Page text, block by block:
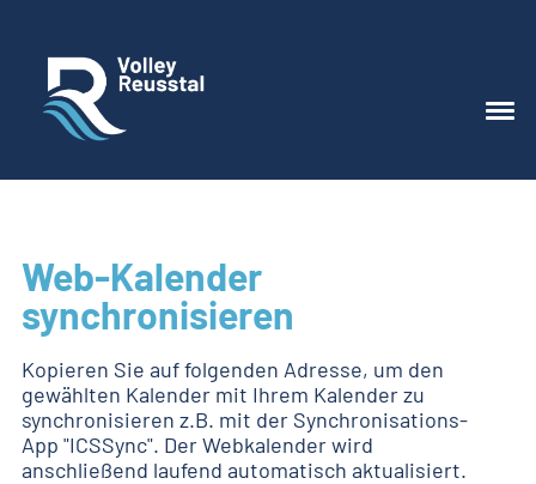
Web-Kalender
synchronisieren
Kopieren Sie auf folgenden Adresse, um den
gewählten Kalender mit Ihrem Kalender zu
synchronisieren z.B. mit der Synchronisations-
App "ICSSync". Der Webkalender wird
anschließend laufend automatisch aktualisiert.